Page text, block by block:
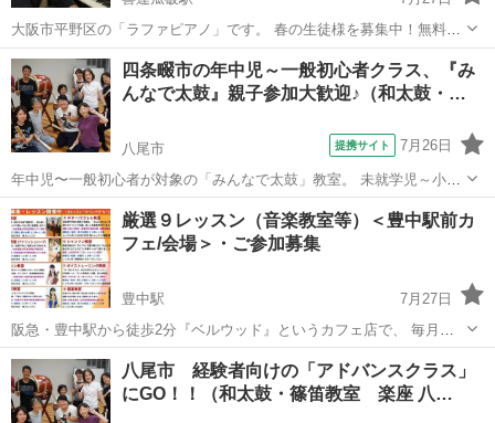
大阪市平野区の「ラファピアノ」です。 春の生徒様を募集中！無料体
験レッスン受付中です🎹 当教室は、他にはない**「60分レッスン」**
が特徴です。 【当教室の3つのメリット】 ✅ 1. たっぷり60分レッ...
大阪 大阪市 喜連瓜破駅 ピアノ Lessons
四条畷市の年中児～一般初心者クラス、『み
んなで太鼓』親子参加大歓迎♪（和太鼓・…
八尾市 提携サイト 7月26日
年中児〜一般初心者が対象の「みんなで太鼓」教室。 未就学児～小学
生時代に、とびっきりのホンモノ体験をプレゼントしませんか？ 和太
鼓を力いっぱい打ち鳴らす楽しさ、仲間と一緒に作り上げる楽しさか
ら、たくさん学びが得られます♪ 本...
大阪 八尾市 和太鼓
厳選９レッスン（音楽教室等）＜豊中駅前カ
フェ/会場＞・ご参加募集
豊中駅
7月27日
阪急・豊中駅から徒歩2分『ベルウッド』というカフェ店で、 毎月、
有名講師による「音楽教室」等を開催しております。 全て、年会費や
入会金が不要な一回限りでも参加可能です。 リーズナブルに受講可能
な上、1ドリンク付レッスン...
大阪 豊中市 豊中駅 その他 音楽教室
八尾市 経験者向けの「アドバンスクラス」
にGO！！（和太鼓・篠笛教室 楽座 八…